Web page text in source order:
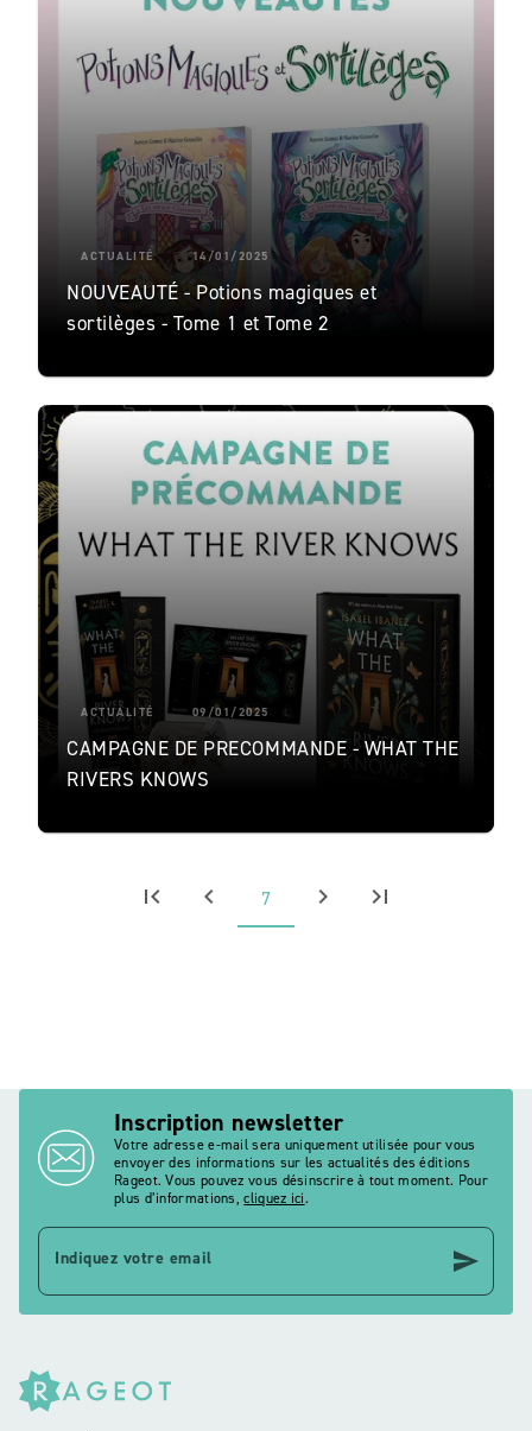
ACTUALITÉ 14/01/2025
NOUVEAUTÉ - Potions magiques et
sortilèges - Tome 1 et Tome 2
ACTUALITÉ 09/01/2025
CAMPAGNE DE PRECOMMANDE - WHAT THE
RIVERS KNOWS
first_page chevron_left 7 chevron_right last_page
Inscription newsletter
Votre adresse e-mail sera uniquement utilisée pour vous
envoyer des informations sur les actualités des éditions
Rageot. Vous pouvez vous désinscrire à tout moment. Pour
plus d’informations,cliquez ici.
Indiquez votre email send